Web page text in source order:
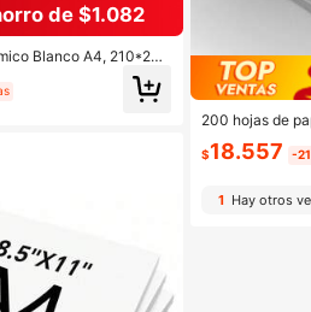
de $1.082
Blanco A4, 210*297
Adecuado para Im
Grueso y talla grande
Claras, Mejor Calidad d
200 hojas de
ra impresora
stadounidense
tinta, papel de
ficina y uso
$18.557 -
1Hay otros